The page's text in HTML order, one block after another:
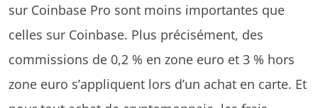
sur Coinbase Pro sont moins importantes que
celles sur Coinbase. Plus précisément, des
commissions de 0,2 % en zone euro et 3 % hors
zone euro s’appliquent lors d’un achat en carte. Et